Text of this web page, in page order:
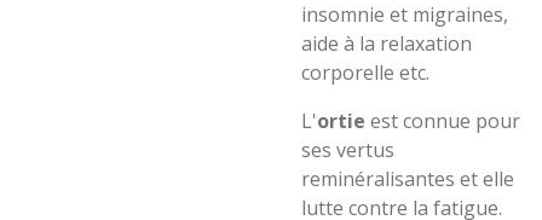
insomnie et migraines,
aide à la relaxation
corporelle etc.
L'ortie est connue pour
ses vertus
reminéralisantes et elle
lutte contre la fatigue.